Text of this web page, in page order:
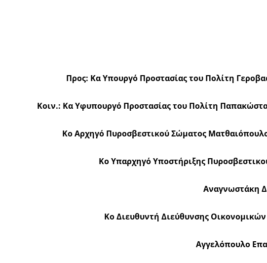
Προς: Κα Υπουργό Προστασίας του Πολίτη
Κοιν.: Κα Υφυπουργό Προστασίας του Πολίτη
Κο Αρχηγό Πυροσβεστικού Σώματος
Κο Υπαρχηγό Υποστήριξης
Αναγνωστάκη
Κο Διευθυντή Διεύθυνσης
Αγγελόπουλο